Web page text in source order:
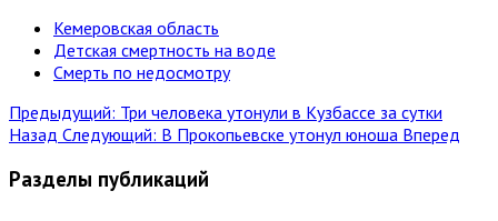
Кемеровская область
Детская смертность на воде
Смерть по недосмотру
Предыдущий: Три человека утонули в Кузбассе за сутки
Назад Следующий: В Прокопьевске утонул юноша Вперед
Разделы публикаций